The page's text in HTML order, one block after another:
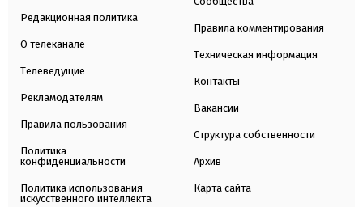
Редакционная политика
О телеканале
Телеведущие
Рекламодателям
Правила пользования
Политика
конфиденциальности
Политика использования
искусственного интеллекта
Правила комментирования
Техническая информация
Контакты
Вакансии
Структура собственности
Архив
Карта сайта